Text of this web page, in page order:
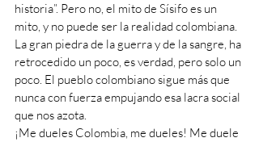
historia”. Pero no, el mito de Sísifo es un
mito, y no puede ser la realidad colombiana.
La gran piedra de la guerra y de la sangre, ha
retrocedido un poco, es verdad, pero solo un
poco. El pueblo colombiano sigue más que
nunca con fuerza empujando esa lacra social
que nos azota.
¡Me dueles Colombia, me dueles! Me duele